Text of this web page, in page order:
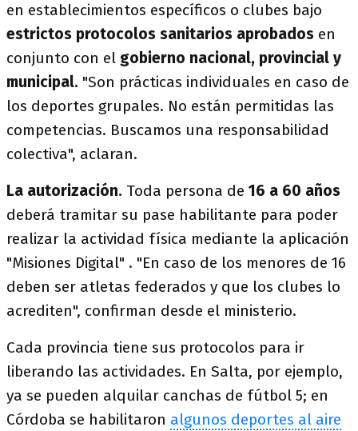
en establecimientos específicos o clubes bajo
estrictos protocolos sanitarios aprobados en
conjunto con el gobierno nacional, provincial y
municipal. "Son prácticas individuales en caso de
los deportes grupales. No están permitidas las
competencias. Buscamos una responsabilidad
colectiva", aclaran.
La autorización. Toda persona de 16 a 60 años
deberá tramitar su pase habilitante para poder
realizar la actividad física mediante la aplicación
"Misiones Digital" . "En caso de los menores de 16
deben ser atletas federados y que los clubes lo
acrediten", confirman desde el ministerio.
Cada provincia tiene sus protocolos para ir
liberando las actividades. En Salta, por ejemplo,
ya se pueden alquilar canchas de fútbol 5; en
Córdoba se habilitaron algunos deportes al aire